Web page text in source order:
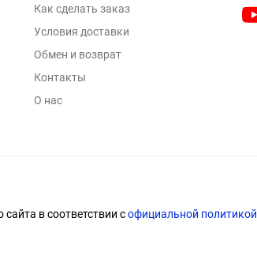
Как сделать заказ
Условия доставки
Обмен и возврат
Контакты
О нас
в соответствии софициальной политикой